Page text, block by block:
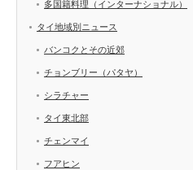
多国籍料理（インターナショナル）
タイ地域別ニュース
バンコクとその近郊
チョンブリー（パタヤ）
シラチャー
タイ東北部
チェンマイ
フアヒン